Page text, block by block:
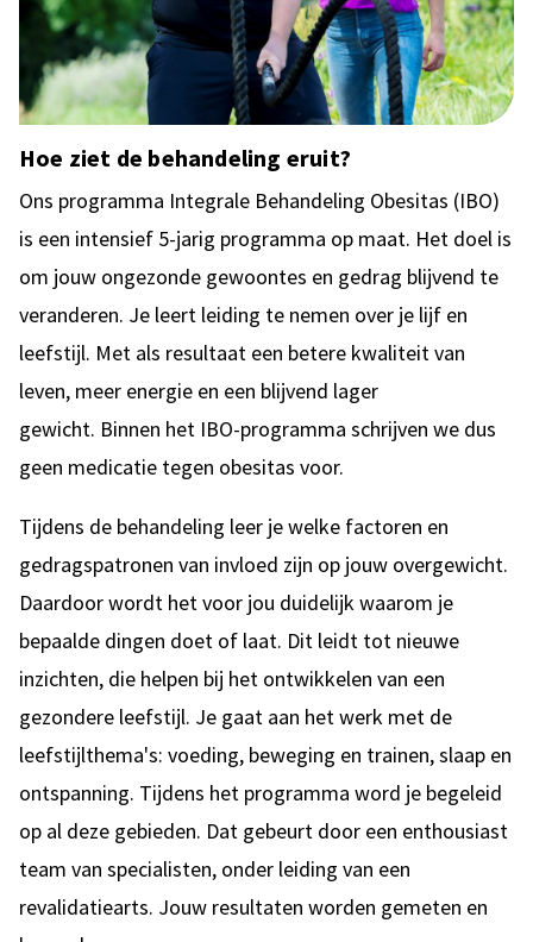
Hoe ziet de behandeling eruit?
Ons programma Integrale Behandeling Obesitas (IBO)
is een intensief 5-jarig programma op maat. Het doel is
om jouw ongezonde gewoontes en gedrag blijvend te
veranderen. Je leert leiding te nemen over je lijf en
leefstijl. Met als resultaat een betere kwaliteit van
leven, meer energie en een blijvend lager
gewicht. Binnen het IBO-programma schrijven we dus
geen medicatie tegen obesitas voor.
Tijdens de behandeling leer je welke factoren en
gedragspatronen van invloed zijn op jouw overgewicht.
Daardoor wordt het voor jou duidelijk waarom je
bepaalde dingen doet of laat. Dit leidt tot nieuwe
inzichten, die helpen bij het ontwikkelen van een
gezondere leefstijl. Je gaat aan het werk met de
leefstijlthema's: voeding, beweging en trainen, slaap en
ontspanning. Tijdens het programma word je begeleid
op al deze gebieden. Dat gebeurt door een enthousiast
team van specialisten, onder leiding van een
revalidatiearts. Jouw resultaten worden gemeten en